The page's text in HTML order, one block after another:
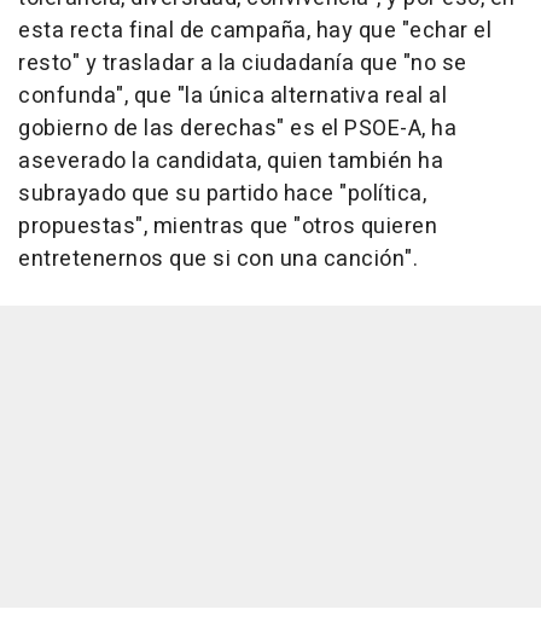
esta recta final de campaña, hay que "echar el
resto" y trasladar a la ciudadanía que "no se
confunda", que "la única alternativa real al
gobierno de las derechas" es el PSOE-A, ha
aseverado la candidata, quien también ha
subrayado que su partido hace "política,
propuestas", mientras que "otros quieren
entretenernos que si con una canción".